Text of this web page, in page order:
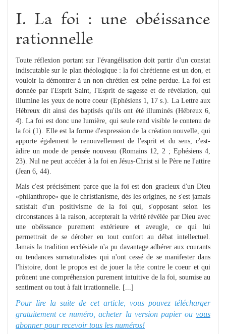
I. La foi : une obéissance
rationnelle
Toute réflexion portant sur l'évangélisation doit partir d'un constat
indiscutable sur le plan théologique : la foi chrétienne est un don, et
vouloir la démontrer à un non-chrétien est peine perdue. La foi est
donnée par l'Esprit Saint, l'Esprit de sagesse et de révélation, qui
illumine les yeux de notre coeur (Ephésiens 1, 17 s.). La Lettre aux
Hébreux dit ainsi des baptisés qu'ils ont été illuminés (Hébreux 6,
4). La foi est donc une lumière, qui seule rend visible le contenu de
la foi (1). Elle est la forme d'expression de la création nouvelle, qui
apporte également le renouvellement de l'esprit et du sens, c'est-
àdire un mode de pensée nouveau (Romains 12, 2 ; Ephésiens 4,
23). Nul ne peut accéder à la foi en Jésus-Christ si le Père ne l'attire
(Jean 6, 44).
Mais c'est précisément parce que la foi est don gracieux d'un Dieu
«philanthrope» que le christianisme, dès les origines, ne s'est jamais
satisfait d'un positivisme de la foi qui, s'opposant selon les
circonstances à la raison, accepterait la vérité révélée par Dieu avec
une obéissance purement extérieure et aveugle, ce qui lui
permettrait de se dérober en tout confort au débat intellectuel.
Jamais la tradition ecclésiale n'a pu davantage adhérer aux courants
ou tendances surnaturalistes qui n'ont cessé de se manifester dans
l'histoire, dont le propos est de jouer la tête contre le coeur et qui
prônent une compréhension purement intuitive de la foi, soumise au
sentiment ou tout à fait irrationnelle. [...]
Pour lire la suite de cet article, vous pouvez télécharger
gratuitement ce numéro, acheter la version papier ou vous
abonner pour recevoir tous les numéros!